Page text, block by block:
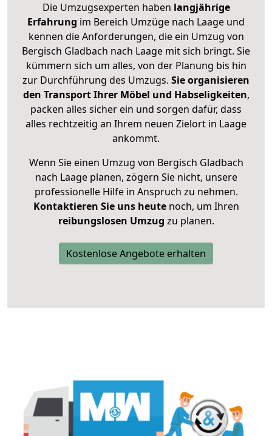
Die Umzugsexperten haben langjährige
Erfahrung im Bereich Umzüge nach Laage und
kennen die Anforderungen, die ein Umzug von
Bergisch Gladbach nach Laage mit sich bringt. Sie
kümmern sich um alles, von der Planung bis hin
zur Durchführung des Umzugs. Sie organisieren
den Transport Ihrer Möbel und Habseligkeiten,
packen alles sicher ein und sorgen dafür, dass
alles rechtzeitig an Ihrem neuen Zielort in Laage
ankommt.
Wenn Sie einen Umzug von Bergisch Gladbach
nach Laage planen, zögern Sie nicht, unsere
professionelle Hilfe in Anspruch zu nehmen.
Kontaktieren Sie uns heutenoch, um Ihren
reibungslosen Umzug zu planen.
Kostenlose Angebote erhalten